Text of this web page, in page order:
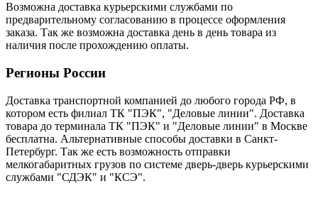
Возможна доставка курьерскими службами по
предварительному согласованию в процессе оформления
заказа. Так же возможна доставка день в день товара из
наличия после прохождению оплаты.
Регионы России
Доставка транспортной компанией до любого города РФ, в
котором есть филиал ТК "ПЭК", "Деловые линии". Доставка
товара до терминала ТК "ПЭК" и "Деловые линии" в Москве
бесплатна. Альтернативные способы доставки в Санкт-
Петербург. Так же есть возможность отправки
мелкогабаритных грузов по системе дверь-дверь курьерскими
службами "СДЭК" и "КСЭ".